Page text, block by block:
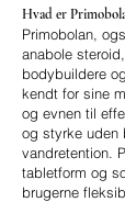
Hvad er
Primobolan,
anabole
bodybuildere
kendt for sine
og evnen til
og styrke
vandretention.
tabletform og
brugerne